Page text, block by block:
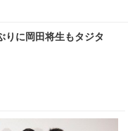
りに岡田将生もタジタ